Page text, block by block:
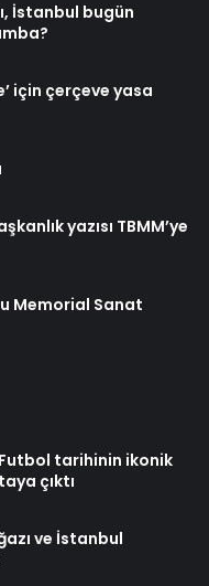
İstanbul bugün
için çerçeve yasa
yazısı TBMM’ye
Memorial Sanat
tarihinin ikonik
çıktı
ve İstanbul